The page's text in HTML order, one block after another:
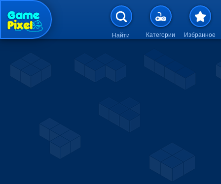
Перейти к основному
Найти Категории Избранное